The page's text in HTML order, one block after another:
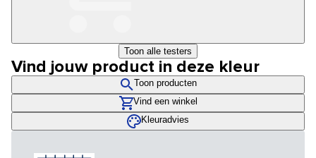
Toon alle testers
Vind jouw product in deze kleur
Toon producten
Vind een winkel
Kleuradvies